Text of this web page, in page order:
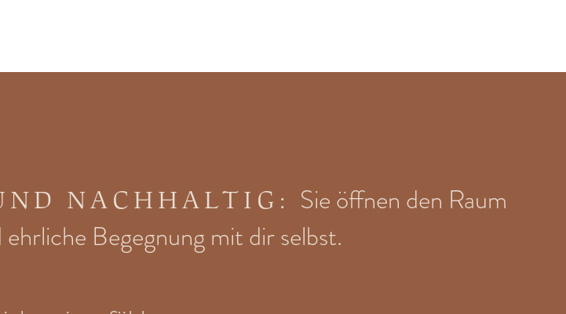
NACHHALTIG: Sie öffnen den Raum
Begegnung mit dir selbst.